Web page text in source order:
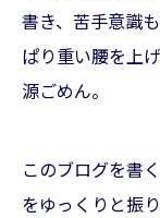
書き、苦手意識
ぱり重い腰を上
源ごめん。
このブログを書
をゆっくりと振